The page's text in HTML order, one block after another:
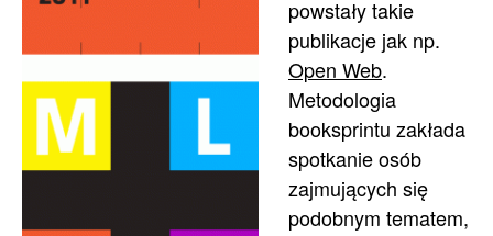
powstały takie
publikacje jak np.
Open Web.
Metodologia
booksprintu zakłada
spotkanie osób
zajmujących się
podobnym tematem,